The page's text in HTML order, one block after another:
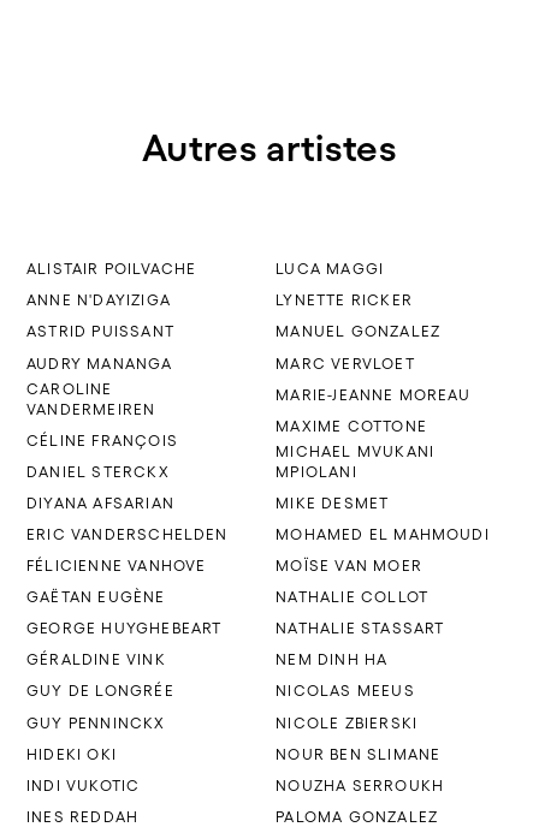
Autres artistes
ALISTAIR POILVACHE
ANNE N'DAYIZIGA
ASTRID PUISSANT
AUDRY MANANGA
CAROLINE
VANDERMEIREN
CÉLINE FRANÇOIS
DANIEL STERCKX
DIYANA AFSARIAN
ERIC VANDERSCHELDEN
FÉLICIENNE VANHOVE
GAËTAN EUGÈNE
GEORGE HUYGHEBEART
GÉRALDINE VINK
GUY DE LONGRÉE
GUY PENNINCKX
HIDEKI OKI
INDI VUKOTIC
INES REDDAH
LUCA MAGGI
LYNETTE RICKER
MANUEL GONZALEZ
MARC VERVLOET
MARIE-JEANNE MOREAU
MAXIME COTTONE
MICHAEL MVUKANI
MPIOLANI
MIKE DESMET
MOHAMED EL MAHMOUDI
MOÏSE VAN MOER
NATHALIE COLLOT
NATHALIE STASSART
NEM DINH HA
NICOLAS MEEUS
NICOLE ZBIERSKI
NOUR BEN SLIMANE
NOUZHA SERROUKH
PALOMA GONZALEZ